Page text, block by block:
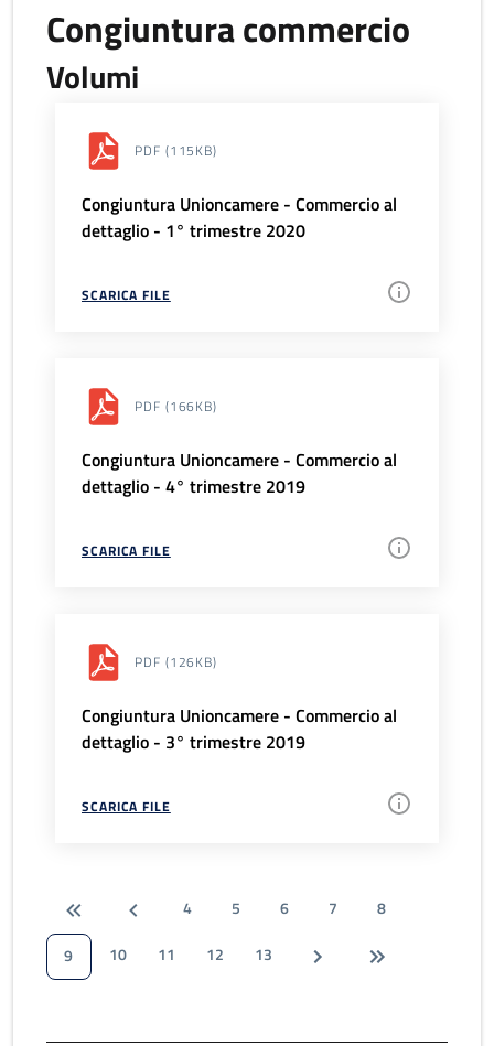
Congiuntura commercio
Volumi
PDF (115KB)
Congiuntura Unioncamere - Commercio al
dettaglio - 1° trimestre 2020
SCARICA FILE
PDF (166KB)
Congiuntura Unioncamere - Commercio al
dettaglio - 4° trimestre 2019
SCARICA FILE
PDF (126KB)
Congiuntura Unioncamere - Commercio al
dettaglio - 3° trimestre 2019
SCARICA FILE
4 5 6 7
8
9
10 11 12 13